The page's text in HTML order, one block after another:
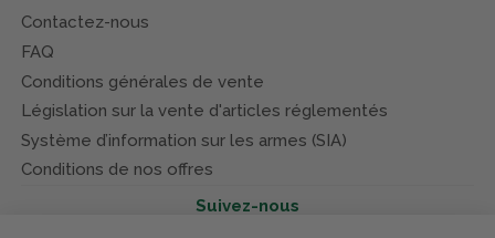
Contactez-nous
FAQ
Conditions générales de vente
Législation sur la vente d'articles réglementés
Système d’information sur les armes (SIA)
Conditions de nos offres
Suivez-nous